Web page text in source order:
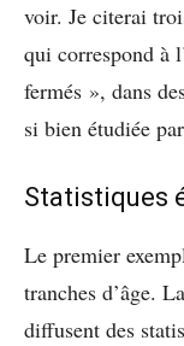
voir. Je citerai
qui correspond à
fermés », dans
si bien étudiée
Statistiques
Le premier
tranches d’âge.
diffusent des